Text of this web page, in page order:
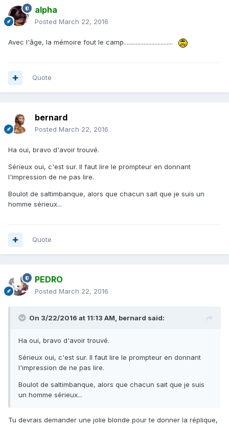
alpha
Posted March 22, 2016
Avec l'âge, la mémoire fout le camp................................
Quote
bernard
Posted March 22, 2016
Ha oui, bravo d'avoir trouvé.
Sérieux oui, c'est sur. Il faut lire le prompteur en donnant
l'impression de ne pas lire.
Boulot de saltimbanque, alors que chacun sait que je suis un
homme sérieux...
Quote
PEDRO
Posted March 22, 2016
On 3/22/2016 at 11:13 AM, bernard said:
Ha oui, bravo d'avoir trouvé.
Sérieux oui, c'est sur. Il faut lire le prompteur en donnant
l'impression de ne pas lire.
Boulot de saltimbanque, alors que chacun sait que je suis
un homme sérieux...
Tu devrais demander une jolie blonde pour te donner la réplique,